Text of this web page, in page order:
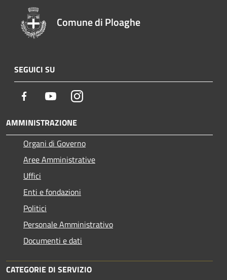
Comune di Ploaghe
SEGUICI SU
Facebook YoutubeInstagram
AMMINISTRAZIONE
Organi di Governo
Aree Amministrative
Uffici
Enti e fondazioni
Politici
Personale Amministrativo
Documenti e dati
CATEGORIE DI SERVIZIO